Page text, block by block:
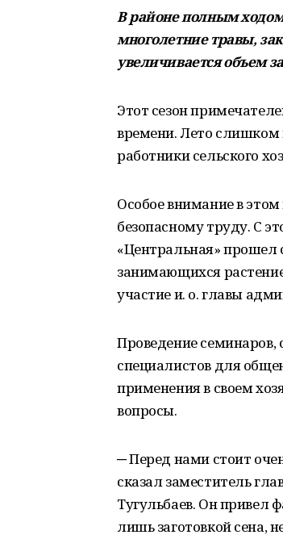
В районе полным
многолетние травы,
увеличивается объем
Этот сезон
времени. Лето слишком
работники сельского
Особое внимание в этом
безопасному труду. С
«Центральная» прошел
занимающихся
участие и. о. главы
Проведение
специалистов для
применения в своем
вопросы.
─ Перед нами стоит
сказал заместитель
Тугульбаев. Он привел
лишь заготовкой сена,